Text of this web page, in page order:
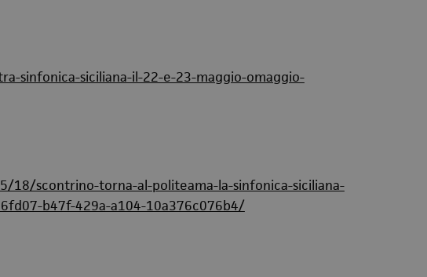
sinfonica-siciliana-il-22-e-23-maggio-omaggio-
scontrino-torna-al-politeama-la-sinfonica-siciliana-
b47f-429a-a104-10a376c076b4/